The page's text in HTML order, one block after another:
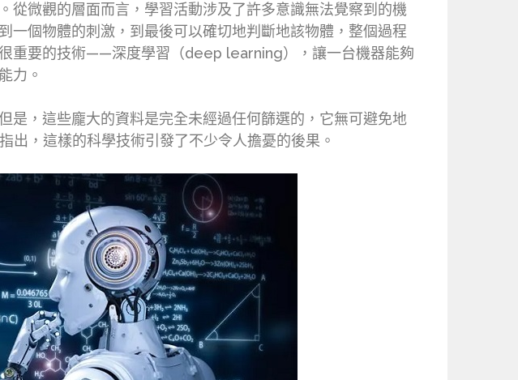
從微觀的層面而言，學習活動涉及了許多意識無法覺察到的機
一個物體的刺激，到最後可以確切地判斷地該物體，整個過程
重要的技術——深度學習（deep learning），讓一台機器能夠
力。
是，這些龐大的資料是完全未經過任何篩選的，它無可避免地
，這樣的科學技術引發了不少令人擔憂的後果。